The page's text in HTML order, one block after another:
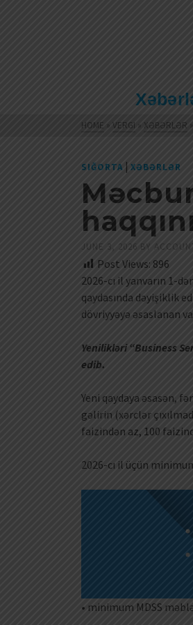
HOME » VERGI » XƏBƏRLƏR »
SIĞORTA | XƏBƏRLƏR
JUNE 3, 2026 BY
Post Views: 896
2026-cı il yanvarın 1-
qaydasında dəyişiklik
dövriyyəyə əsaslanan
Yenilikləri “Business
edib.
Yeni qaydaya əsasən,
gəlirin (xərclər
faizindən az, 100
2026-cı il üçün
• minimum MDSS